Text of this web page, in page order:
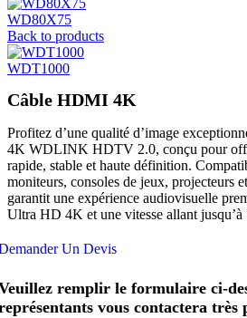
WD80X75
Back to products
WDT1000
Câble HDMI 4K
Profitez d’une qualité d’image
4K WDLINK HDTV 2.0, conçu pour
rapide, stable et haute définition.
moniteurs, consoles de jeux, projecteurs
garantit une expérience audiovisuelle
Ultra HD 4K et une vitesse allant jusqu’à
Un Devis
remplir le formulaire ci-
vous contactera très